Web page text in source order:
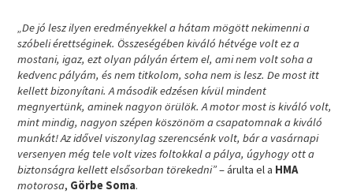
„De jó lesz ilyen eredményekkel a hátam mögött nekimenni a
szóbeli érettséginek. Összeségében kiváló hétvége volt ez a
mostani, igaz, ezt olyan pályán értem el, ami nem volt soha a
kedvenc pályám, és nem titkolom, soha nem is lesz. De most itt
kellett bizonyítani. A második edzésen kívül mindent
megnyertünk, aminek nagyon örülök. A motor most is kiváló volt,
mint mindig, nagyon szépen köszönöm a csapatomnak a kiváló
munkát! Az idővel viszonylag szerencsénk volt, bár a vasárnapi
versenyen még tele volt vizes foltokkal a pálya, úgyhogy ott a
biztonságra kellett elsősorban törekedni”– árulta el a HMA
motorosa, Görbe Soma.